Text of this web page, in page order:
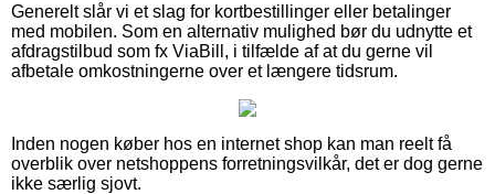
Generelt slår vi et slag for kortbestillinger eller betalinger
med mobilen. Som en alternativ mulighed bør du udnytte et
afdragstilbud som fx ViaBill, i tilfælde af at du gerne vil
afbetale omkostningerne over et længere tidsrum.
Inden nogen køber hos en internet shop kan man reelt få
overblik over netshoppens forretningsvilkår, det er dog gerne
ikke særlig sjovt.